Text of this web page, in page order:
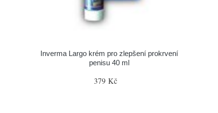
Inverma Largo krém pro zlepšení prokrvení
penisu 40 ml
379 Kč